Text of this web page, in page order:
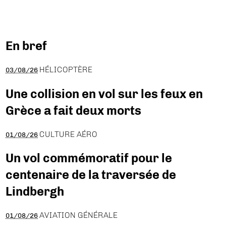
En bref
03/08/26 HÉLICOPTÈRE
Une collision en vol sur les feux en
Grèce a fait deux morts
01/08/26 CULTURE AÉRO
Un vol commémoratif pour le
centenaire de la traversée de
Lindbergh
01/08/26 AVIATION GÉNÉRALE